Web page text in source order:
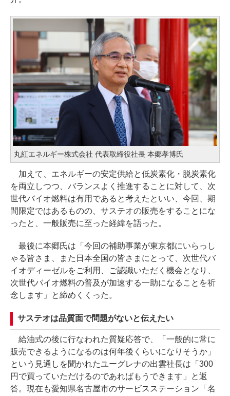
丸紅エネルギー株式会社 代表取締役社長 本郷孝博氏
加えて、エネルギーの安定供給と低炭素化・脱炭素化
を両立しつつ、バランスよく推進することに対して、次
世代バイオ燃料は有用であると考えたといい、今回、期
間限定ではあるものの、サステオの販売をすることにな
ったと、一般販売に至った経緯を語った。
最後に本郷氏は「今回の補助事業が東京都にいらっし
ゃる皆さま、また日本全国の皆さまにとって、次世代バ
イオディーゼルをご利用、ご認識いただく機会となり、
次世代バイオ燃料の普及が加速する一助になることを祈
念します」と締めくくった。
サステオは品質面で問題がないと伝えたい
給油式の後に行なわれた質疑応答で、「一般的に常に
販売できるようになるのは何年後くらいになりそうか」
という見通しを聞かれたユーグレナの出雲社長は「300
円で買っていただけるのであればもうできます」と返
答。現在も愛知県名古屋市のサービスステーション「名